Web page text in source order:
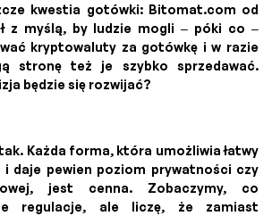
kwestia gotówki: Bitomat.com od
z myślą, by ludzie mogli – póki co –
kryptowaluty za gotówkę i w razie
stronę też je szybko sprzedawać.
będzie się rozwijać?
Każda forma, która umożliwia łatwy
daje pewien poziom prywatności czy
jest cenna. Zobaczymy, co
regulacje, ale liczę, że zamiast